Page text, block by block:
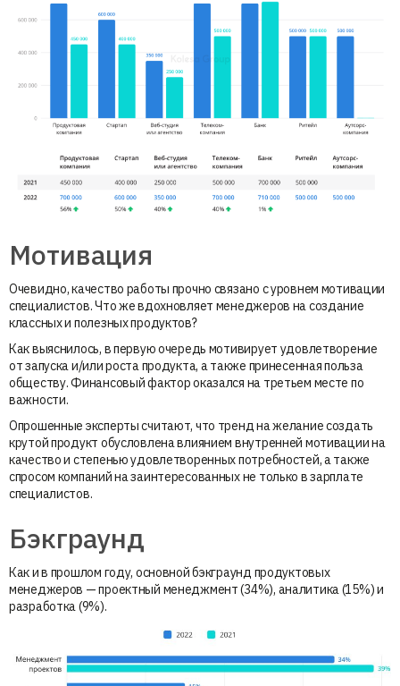
Мотивация
Очевидно, качество работы прочно связано с уровнем мотивации
специалистов. Что же вдохновляет менеджеров на создание
классных и полезных продуктов?
Как выяснилось, в первую очередь мотивирует удовлетворение
от запуска и/или роста продукта, а также принесенная польза
обществу. Финансовый фактор оказался на третьем месте по
важности.
Опрошенные эксперты считают, что тренд на желание создать
крутой продукт обусловлена влиянием внутренней мотивации на
качество и степенью удовлетворенных потребностей, а также
спросом компаний на заинтересованных не только в зарплате
специалистов.
Бэкграунд
Как и в прошлом году, основной бэкграунд продуктовых
менеджеров — проектный менеджмент (34%), аналитика (15%) и
разработка (9%).